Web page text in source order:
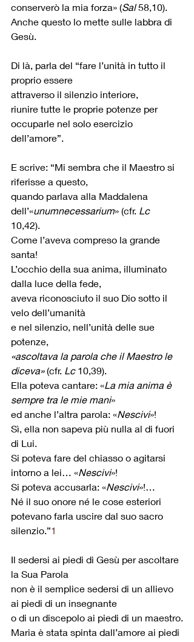
conserverò la mia forza» (Sal 58,10).
Anche questo lo mette sulle labbra di
Gesù.
Di là, parla del “fare l’unità in tutto il
proprio essere
attraverso il silenzio interiore,
riunire tutte le proprie potenze per
occuparle nel solo esercizio
dell’amore”.
E scrive: “Mi sembra che il Maestro si
riferisse a questo,
quando parlava alla Maddalena
dell’«unumnecessarium» (cfr. Lc
10,42).
Come l’aveva compreso la grande
santa!
L’occhio della sua anima, illuminato
dalla luce della fede,
aveva riconosciuto il suo Dio sotto il
velo dell’umanità
e nel silenzio, nell’unità delle sue
potenze,
«ascoltava la parola che il Maestro le
diceva» (cfr. Lc 10,39).
Ella poteva cantare: «La mia anima è
sempre tra le mie mani»
ed anche l’altra parola: «Nescivi»!
Sì, ella non sapeva più nulla al di fuori
di Lui.
Si poteva fare del chiasso o agitarsi
intorno a lei… «Nescivi»!
Si poteva accusarla: «Nescivi»!…
Né il suo onore né le cose esteriori
potevano farla uscire dal suo sacro
silenzio.”1
Il sedersi ai piedi di Gesù per ascoltare
la Sua Parola
non è il semplice sedersi di un allievo
ai piedi di un insegnante
o di un discepolo ai piedi di un maestro.
Maria è stata spinta dall’amore ai piedi